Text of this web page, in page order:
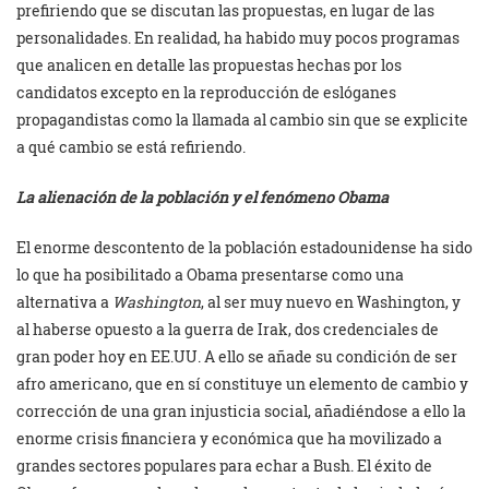
prefiriendo que se discutan las propuestas, en lugar de las
personalidades. En realidad, ha habido muy pocos programas
que analicen en detalle las propuestas hechas por los
candidatos excepto en la reproducción de eslóganes
propagandistas como la llamada al cambio sin que se explicite
a qué cambio se está refiriendo.
La alienación de la población y el fenómeno Obama
El enorme descontento de la población estadounidense ha sido
lo que ha posibilitado a Obama presentarse como una
alternativa a Washington, al ser muy nuevo en Washington, y
al haberse opuesto a la guerra de Irak, dos credenciales de
gran poder hoy en EE.UU. A ello se añade su condición de ser
afro americano, que en sí constituye un elemento de cambio y
corrección de una gran injusticia social, añadiéndose a ello la
enorme crisis financiera y económica que ha movilizado a
grandes sectores populares para echar a Bush. El éxito de